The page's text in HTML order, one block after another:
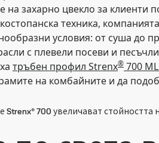
захарно цвекло за клиенти
техника,
условия: от суша до
с плевели посеви и
тръбен профил Strenx® 700
на комбайните и да
Strenx® 700 увеличават